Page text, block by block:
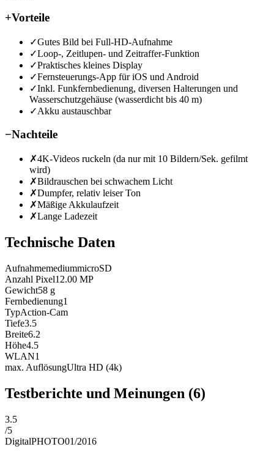
+Vorteile
✓Gutes Bild bei Full-HD-Aufnahme
✓Loop-, Zeitlupen- und Zeitraffer-Funktion
✓Praktisches kleines Display
✓Fernsteuerungs-App für iOS und Android
✓Inkl. Funkfernbedienung, diversen Halterungen und
Wasserschutzgehäuse (wasserdicht bis 40 m)
✓Akku austauschbar
−Nachteile
✗4K-Videos ruckeln (da nur mit 10 Bildern/Sek. gefilmt
wird)
✗Bildrauschen bei schwachem Licht
✗Dumpfer, relativ leiser Ton
✗Mäßige Akkulaufzeit
✗Lange Ladezeit
Technische Daten
AufnahmemediummicroSD
Anzahl Pixel12.00 MP
Gewicht58 g
Fernbedienung1
TypAction-Cam
Tiefe3.5
Breite6.2
Höhe4.5
WLAN1
max. AuflösungUltra HD (4k)
Testberichte und Meinungen (6)
3.5
/5
DigitalPHOTO01/2016